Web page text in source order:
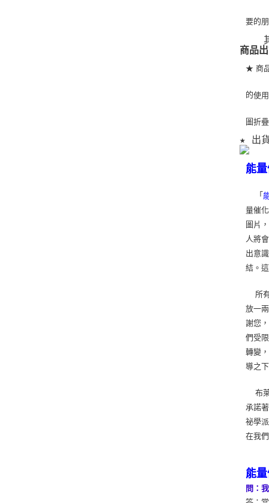
要的
商品
★ 商
的使
圖折
★ 出
能
「
量催
圖片
人將
出意
結。
所有
放一
謝您
們受
轉變
導之
布萊
承諾
祕學
在我
能
問：